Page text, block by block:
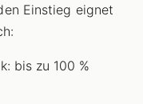
Einstieg eignet
bis zu 100 %